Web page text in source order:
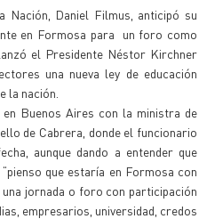
Nación, Daniel Filmus, anticipó su
en Formosa para un foro como
el Presidente Néstor Kirchner
una nueva ley de educación
la nación.
Buenos Aires con la ministra de
de Cabrera, donde el funcionario
aunque dando a entender que
que estaría en Formosa con
jornada o foro con participación
empresarios, universidad, credos